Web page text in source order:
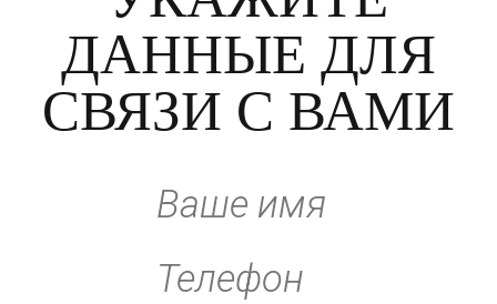
ДАННЫЕ ДЛЯ
СВЯЗИ С ВАМИ